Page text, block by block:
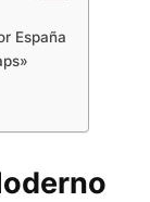
España